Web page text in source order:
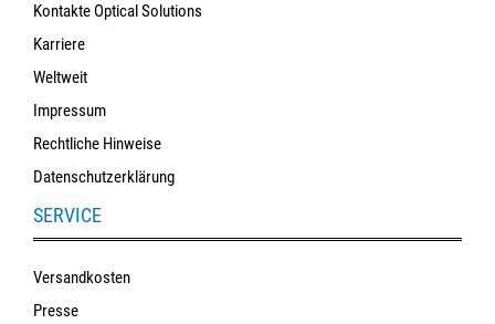
Kontakte Optical Solutions
Karriere
Weltweit
Impressum
Rechtliche Hinweise
Datenschutzerklärung
SERVICE
Versandkosten
Presse